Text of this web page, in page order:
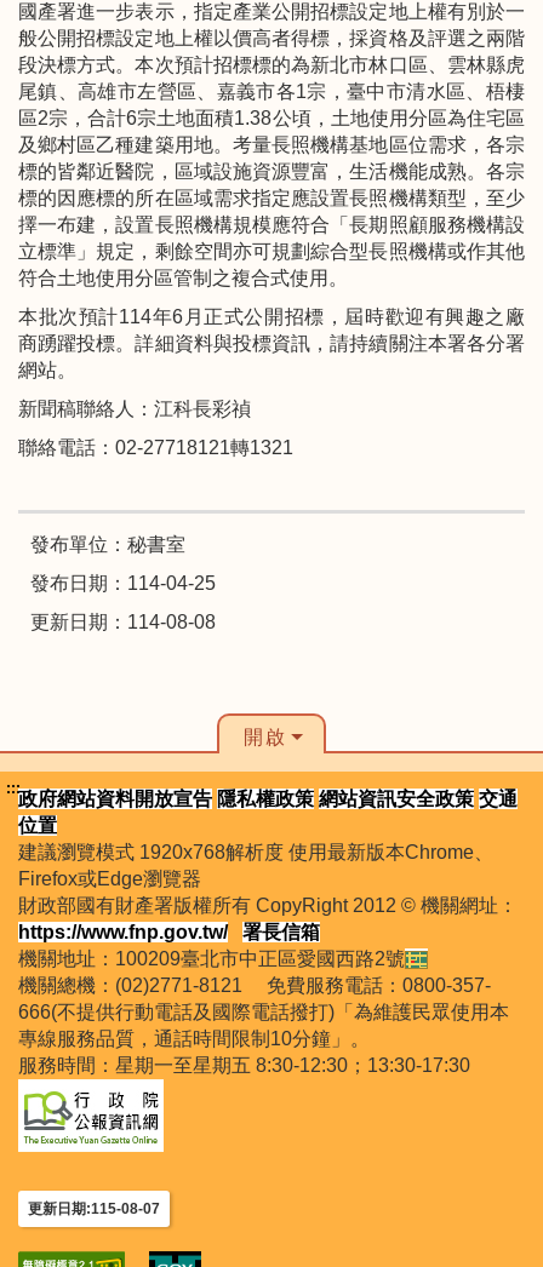
國產署進一步表示，指定產業公開招標設定地上權有別於一
般公開招標設定地上權以價高者得標，採資格及評選之兩階
段決標方式。本次預計招標標的為新北市林口區、雲林縣虎
尾鎮、高雄市左營區、嘉義市各1宗，臺中市清水區、梧棲
區2宗，合計6宗土地面積1.38公頃，土地使用分區為住宅區
及鄉村區乙種建築用地。考量長照機構基地區位需求，各宗
標的皆鄰近醫院，區域設施資源豐富，生活機能成熟。各宗
標的因應標的所在區域需求指定應設置長照機構類型，至少
擇一布建，設置長照機構規模應符合「長期照顧服務機構設
立標準」規定，剩餘空間亦可規劃綜合型長照機構或作其他
符合土地使用分區管制之複合式使用。
本批次預計114年6月正式公開招標，屆時歡迎有興趣之廠
商踴躍投標。詳細資料與投標資訊，請持續關注本署各分署
網站。
新聞稿聯絡人：江科長彩禎
聯絡電話：02-27718121轉1321
發布單位：秘書室
發布日期：114-04-25
更新日期：114-08-08
開啟
:::政府網站資料開放宣告 隱私權政策 網站資訊安全政策 交通
位置
建議瀏覽模式 1920x768解析度 使用最新版本Chrome、
Firefox或Edge瀏覽器
財政部國有財產署版權所有 CopyRight 2012 © 機關網址：
https://www.fnp.gov.tw/
署長信箱
機關地址：100209臺北市中正區愛國西路2號
機關總機：(02)2771-8121 免費服務電話：0800-357-
666(不提供行動電話及國際電話撥打)「為維護民眾使用本
專線服務品質，通話時間限制10分鐘」。
服務時間：星期一至星期五 8:30-12:30；13:30-17:30
更新日期:115-08-07